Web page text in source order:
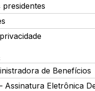
presidentes
de Benefícios
Assinatura Eletrônica